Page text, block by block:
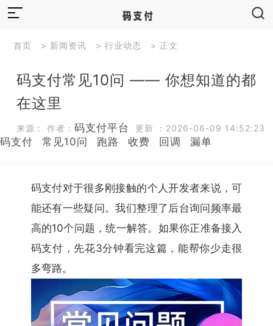
首页 > 新闻资讯 > 行业动态 > 正文
码支付常见10问 —— 你想知道的都
在这里
来源： 作者： 码支付平台 更新 ：2026-06-09 14:52:23
码支付 常见10问 跑路 收费 回调 漏单
码支付对于很多刚接触的个人开发者来说，可
能还有一些疑问。我们整理了后台询问频率最
高的10个问题，统一解答。如果你正准备接入
码支付，先花3分钟看完这篇，能帮你少走很
多弯路。